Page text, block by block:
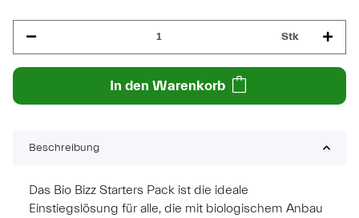
Stk
In den Warenkorb
Beschreibung
Das Bio Bizz Starters Pack ist die ideale
Einstiegslösung für alle, die mit biologischem Anbau